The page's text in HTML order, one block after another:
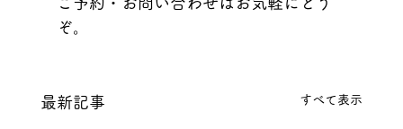
ぞ。
最新記事 すべて表示